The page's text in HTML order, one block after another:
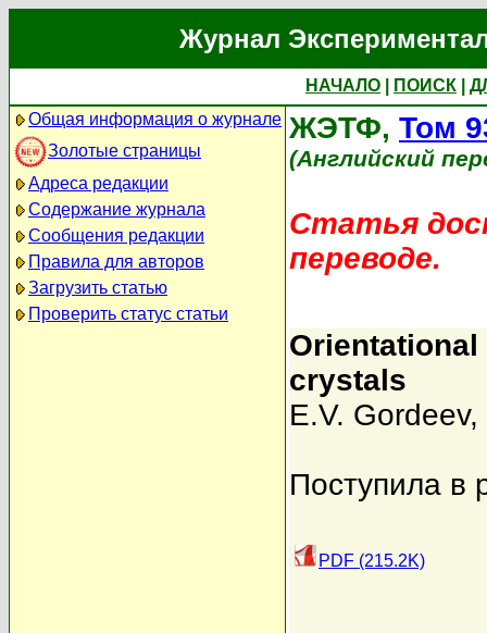
Журнал
НАЧАЛО ПОИСК
Общая информация о журнале
Золотые страницы
Адреса редакции
Содержание журнала
Сообщения редакции
Правила для авторов
Загрузить статью
Проверить статус статьи
ЖЭТФ, Том
(Английский
Статья
переводе.
crystals
E.V. Gordeev,
Поступила в
PDF (215.2K)